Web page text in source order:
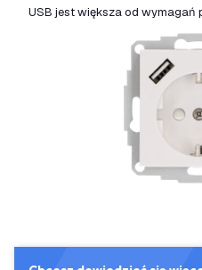
USB jest większa od wymagań